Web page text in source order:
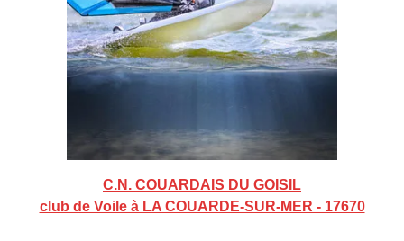
C.N. COUARDAIS DU GOISIL
club de Voile à LA COUARDE-SUR-MER - 17670